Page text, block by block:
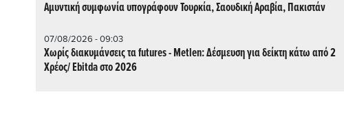
Αμυντική συμφωνία υπογράφουν Τουρκία, Σαουδική Αραβία, Πακιστάν
07/08/2026 - 09:03
Χωρίς διακυμάνσεις τα futures - Metlen: Δέσμευση για δείκτη κάτω από 2
Χρέος/ Εbitda στο 2026